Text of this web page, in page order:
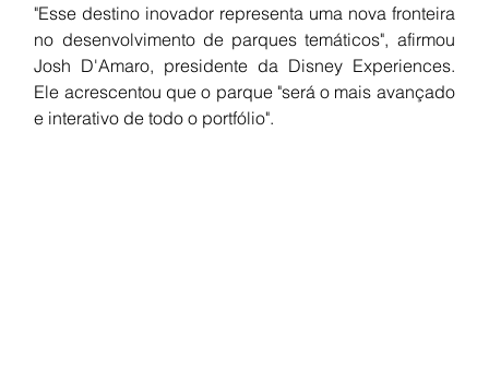
"Esse destino inovador representa uma nova fronteira
no desenvolvimento de parques temáticos", afirmou
Josh D'Amaro, presidente da Disney Experiences.
Ele acrescentou que o parque "será o mais avançado
e interativo de todo o portfólio".